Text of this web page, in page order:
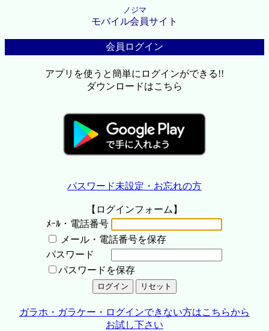
ノジマ
モバイル会員サイト
会員ログイン
アプリを使うと簡単にログインができる!!
ダウンロードはこちら
パスワード未設定・お忘れの方
【ログインフォーム】
ﾒｰﾙ・電話番号
メール・電話番号を保存
パスワード
パスワードを保存
ガラホ・ガラケー・ログインできない方はこちらから
お試し下さい